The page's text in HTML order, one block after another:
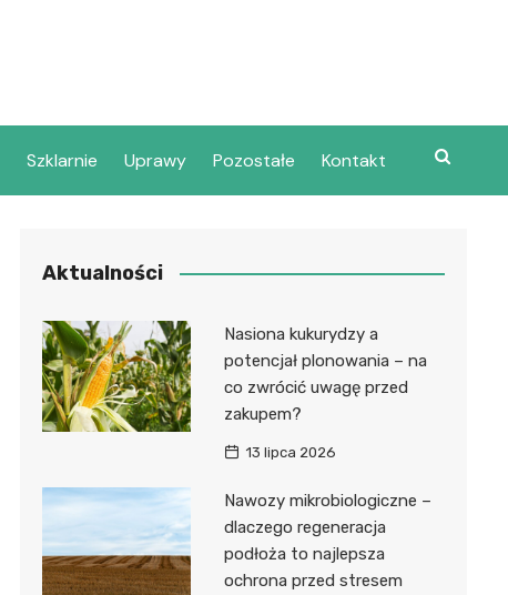
Szklarnie Uprawy Pozostałe Kontakt
Aktualności
Nasiona kukurydzy a
potencjał plonowania – na
co zwrócić uwagę przed
zakupem?
13 lipca 2026
Nawozy mikrobiologiczne –
dlaczego regeneracja
podłoża to najlepsza
ochrona przed stresem